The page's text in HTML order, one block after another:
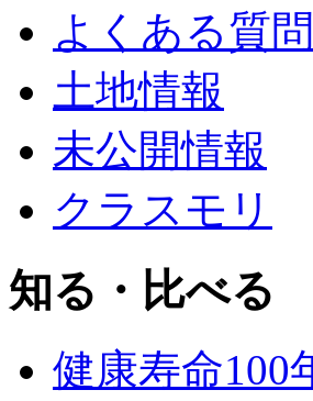
よくある質問
土地情報
未公開情報
クラスモリ
知る・比べる
健康寿命100